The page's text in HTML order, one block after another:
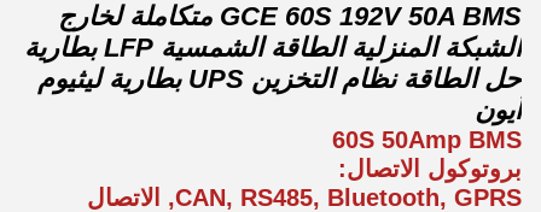
GCE 60S 192V 50A BMS متكاملة لخارج
الشبكة المنزلية الطاقة الشمسية LFP بطارية
حل الطاقة نظام التخزين UPS بطارية ليثيوم
أيون
60S 50Amp BMS
بروتوكول الاتصال:
CAN, RS485, Bluetooth, GPRS, الاتصال